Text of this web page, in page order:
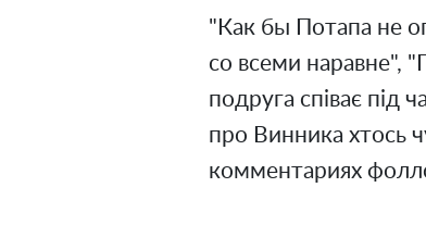
"Как бы Потапа не
со всеми наравне",
подруга співає під
про Винника хтось
комментариях